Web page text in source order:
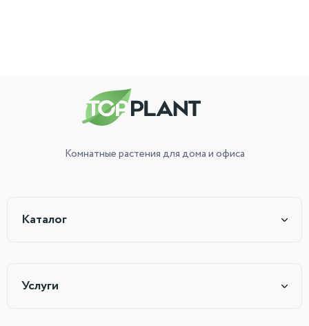
Комнатные растениядля дома и офиса
Каталог
Услуги